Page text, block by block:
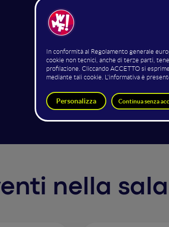
Verranno illustrati la strategia e
definizione della strategia, fino
realizzati per arrivare a
strategia c’è l’idea di utilizzare
questo abbiamo realizzato un
intervenuti per aumentare la
mesi per voi.
nella